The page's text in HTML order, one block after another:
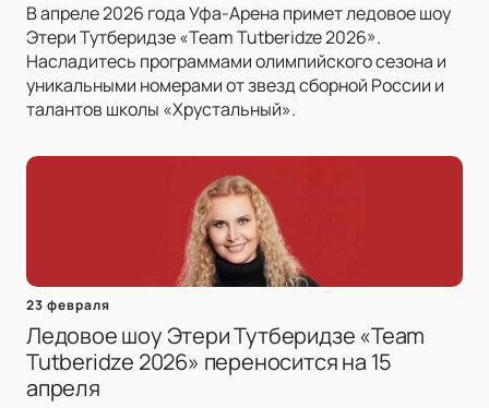
В апреле 2026 года Уфа-Арена примет ледовое шоу
Этери Тутберидзе «Team Tutberidze 2026».
Насладитесь программами олимпийского сезона и
уникальными номерами от звезд сборной России и
талантов школы «Хрустальный».
23 февраля
Ледовое шоу Этери Тутберидзе «Team
Tutberidze 2026» переносится на 15
апреля